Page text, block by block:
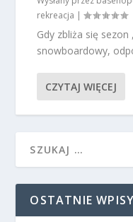
rekreacja |
Gdy zbliża się
snowboardowy,
CZYTAJ WIĘCEJ
OSTATNIE WPISY